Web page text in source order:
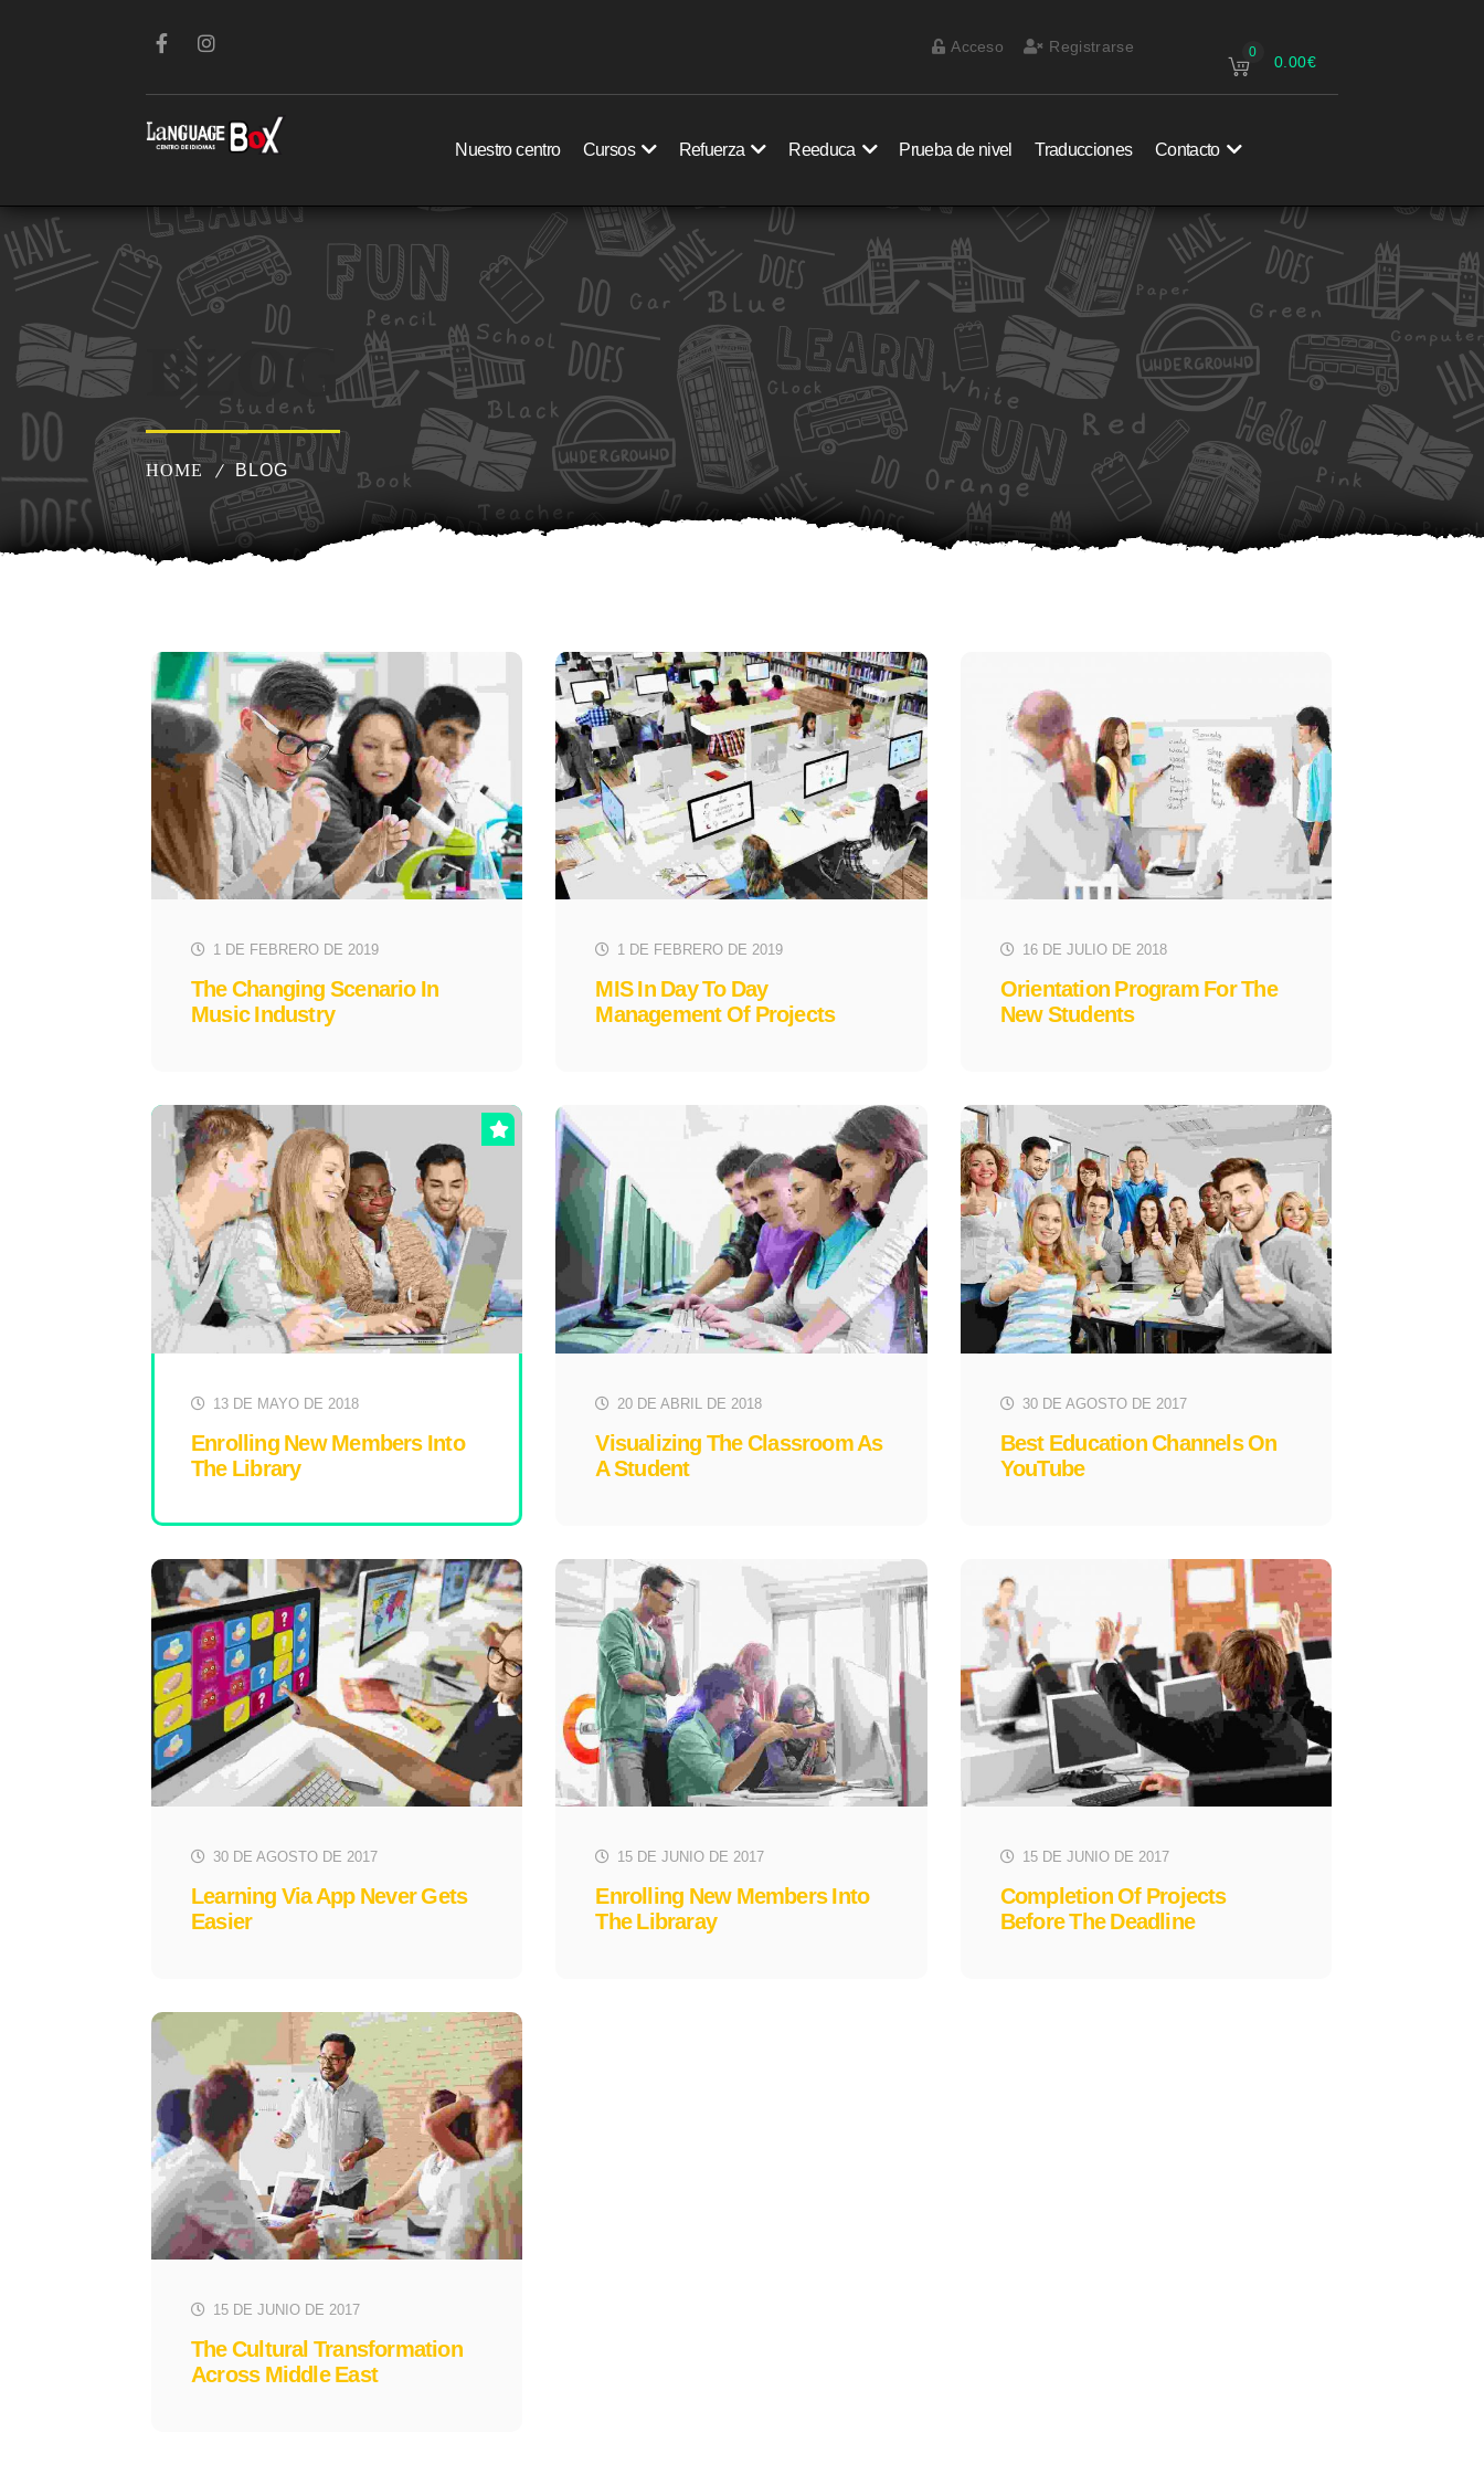
Acceso Registrarse 0
0.00€
Nuestro centro Cursos Refuerza Reeduca Prueba de nivel Traducciones Contacto
BLOG
HOME BLOG
1 DE FEBRERO DE 2019
The Changing Scenario In
Music Industry
1 DE FEBRERO DE 2019
MIS In Day To Day
Management Of Projects
16 DE JULIO DE 2018
Orientation Program For The
New Students
13 DE MAYO DE 2018
Enrolling New Members Into
The Library
20 DE ABRIL DE 2018
Visualizing The Classroom As
A Student
30 DE AGOSTO DE 2017
Best Education Channels On
YouTube
30 DE AGOSTO DE 2017
Learning Via App Never Gets
Easier
15 DE JUNIO DE 2017
Enrolling New Members Into
The Libraray
15 DE JUNIO DE 2017
Completion Of Projects
Before The Deadline
15 DE JUNIO DE 2017
The Cultural Transformation
Across Middle East